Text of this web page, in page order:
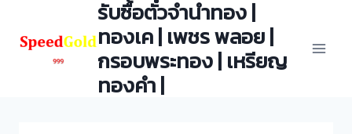
content
รับซื้อตั๋วจำนำทอง |
ทองเค | เพชร พลอย |
กรอบพระทอง | เหรียญ
ทองคำ |